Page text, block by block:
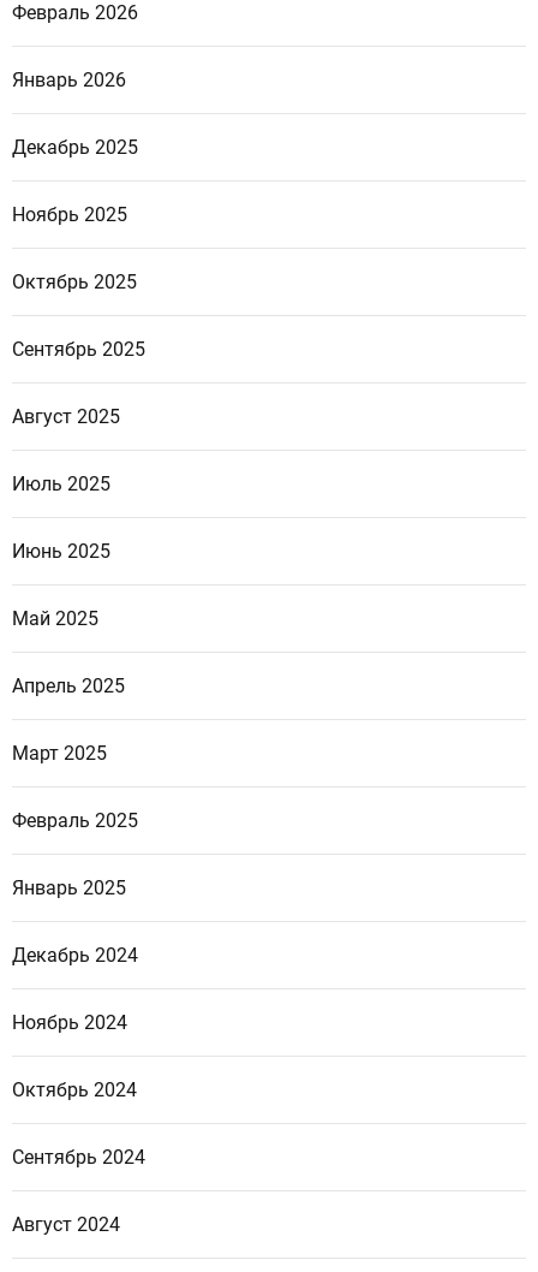
Февраль 2026
Январь 2026
Декабрь 2025
Ноябрь 2025
Октябрь 2025
Сентябрь 2025
Август 2025
Июль 2025
Июнь 2025
Май 2025
Апрель 2025
Март 2025
Февраль 2025
Январь 2025
Декабрь 2024
Ноябрь 2024
Октябрь 2024
Сентябрь 2024
Август 2024